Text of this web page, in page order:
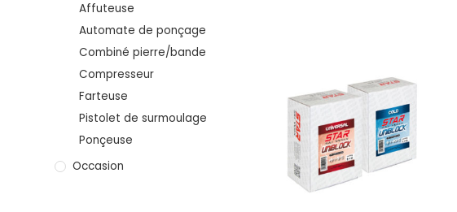
Affuteuse
Automate de ponçage
Combiné pierre/bande
Compresseur
Farteuse
Pistolet de surmoulage
Ponçeuse
Occasion